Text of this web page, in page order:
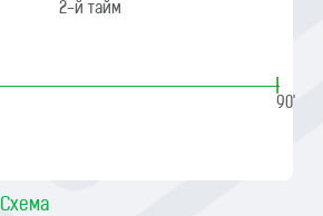
2-й тайм
|
90'
Схема